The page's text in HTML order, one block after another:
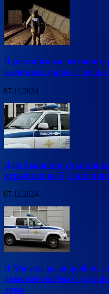
В российском регионе в
железной дороге с
07.11.2024
Дом бывшего
ограбили на 5,2
07.11.2024
В Москве
домогательствах до
дома